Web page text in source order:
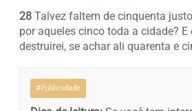
28 Talvez faltem de cinquenta
por aqueles cinco toda a cidade? E
destruirei, se achar ali quarenta e
#Publicidade